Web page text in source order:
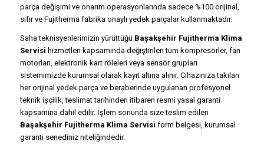
parça değişimi ve onarım operasyonlarında sadece %100 orijinal,
sıfır ve Fujitherma fabrika onaylı yedek parçalar kullanmaktadır.
Saha teknisyenlerimizin yürüttüğü Başakşehir Fujitherma Klima
Servisi hizmetleri kapsamında değiştirilen tüm kompresörler, fan
motorları, elektronik kart röleleri veya sensör grupları
sistemimizde kurumsal olarak kayıt altına alınır. Cihazınıza takılan
her orijinal yedek parça ve beraberinde uygulanan profesyonel
teknik işçilik, teslimat tarihinden itibaren resmi yasal garanti
kapsamına dahil edilir. İşlem sonunda size teslim edilen
Başakşehir Fujitherma Klima Servisi form belgesi, kurumsal
garanti senediniz niteliğindedir.